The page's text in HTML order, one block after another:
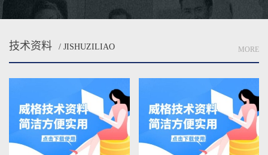
技术资料 / JISHUZILIAO MORE